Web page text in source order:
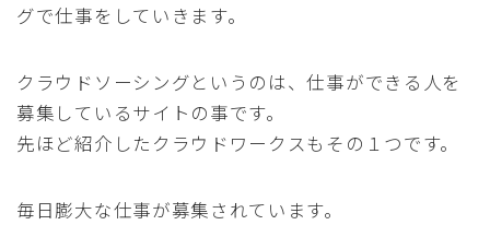
グで仕事をしていきます。
クラウドソーシングというのは、仕事ができる人を
募集しているサイトの事です。
先ほど紹介したクラウドワークスもその１つです。
毎日膨大な仕事が募集されています。